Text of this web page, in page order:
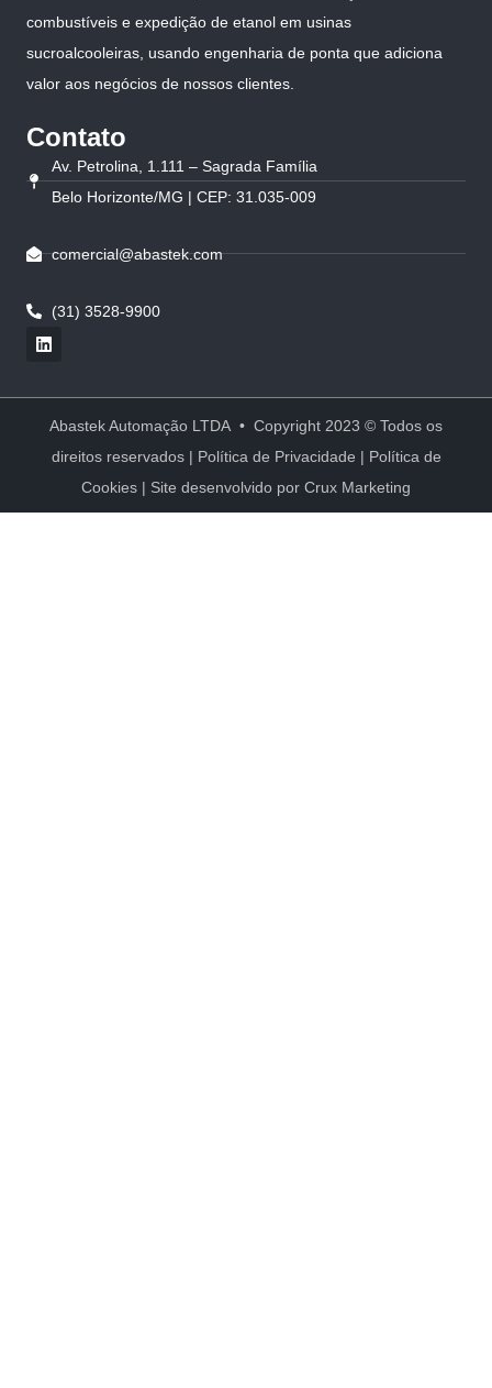
combustíveis e expedição de etanol em usinas
sucroalcooleiras, usando engenharia de ponta que adiciona
valor aos negócios de nossos clientes.
Contato
Av. Petrolina, 1.111 – Sagrada Família
Belo Horizonte/MG | CEP: 31.035-009
comercial@abastek.com
(31) 3528-9900
Abastek Automação LTDA • Copyright 2023 © Todos os
direitos reservados | Política de Privacidade | Política de
Cookies | Site desenvolvido por Crux Marketing